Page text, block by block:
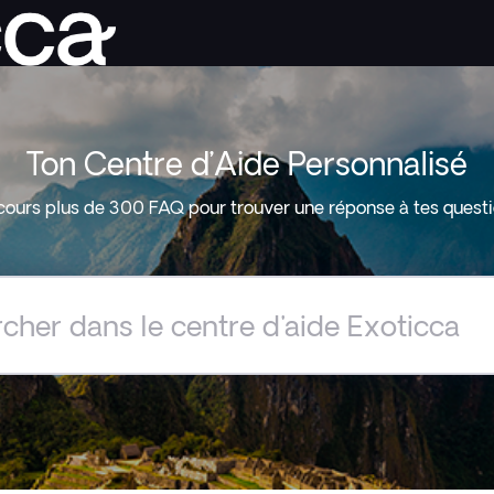
Ton Centre d’Aide Personnalisé
plus de 300 FAQ pour trouver une réponse à tes